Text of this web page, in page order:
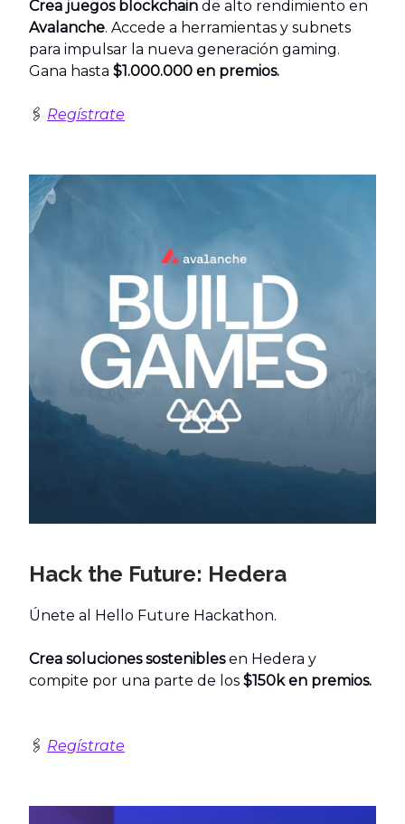
Crea juegos blockchain de alto rendimiento en
Avalanche. Accede a herramientas y subnets
para impulsar la nueva generación gaming.
Gana hasta $1.000.000 en premios.
🖇️ Regístrate
Hack the Future: Hedera
Únete al Hello Future Hackathon.
Crea soluciones sosteniblesen Hedera y
compite por una parte de los $150k en premios.
🖇️ Regístrate